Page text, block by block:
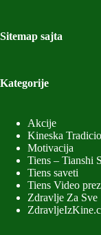
Sitemap sajta
Kategorije
Akcije
Kineska
Motivacija
Tiens – Tianshi
Tiens saveti
Tiens Video
Zdravlje Za Sve